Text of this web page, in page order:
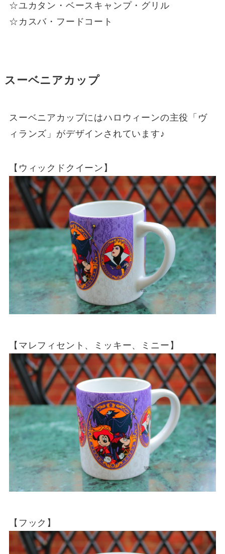
☆ユカタン・ベースキャンプ・グリル
☆カスバ・フードコート
スーベニアカップ
スーベニアカップにはハロウィーンの主役「ヴ
ィランズ」がデザインされています♪
【ウィックドクイーン】
【マレフィセント、ミッキー、ミニー】
【フック】